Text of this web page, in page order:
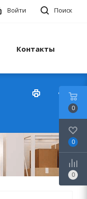
Поиск
Войти
Контакты
0
0
0